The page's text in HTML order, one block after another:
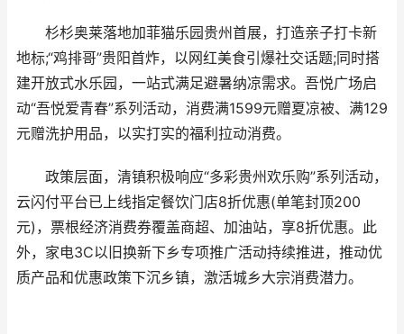
杉杉奥莱落地加菲猫乐园贵州首展，打造亲子打卡新
地标;“鸡排哥”贵阳首炸，以网红美食引爆社交话题;同时搭
建开放式水乐园，一站式满足避暑纳凉需求。吾悦广场启
动“吾悦爱青春”系列活动，消费满1599元赠夏凉被、满129
元赠洗护用品，以实打实的福利拉动消费。
政策层面，清镇积极响应“多彩贵州欢乐购”系列活动，
云闪付平台已上线指定餐饮门店8折优惠(单笔封顶200
元)，票根经济消费券覆盖商超、加油站，享8折优惠。此
外，家电3C以旧换新下乡专项推广活动持续推进，推动优
质产品和优惠政策下沉乡镇，激活城乡大宗消费潜力。